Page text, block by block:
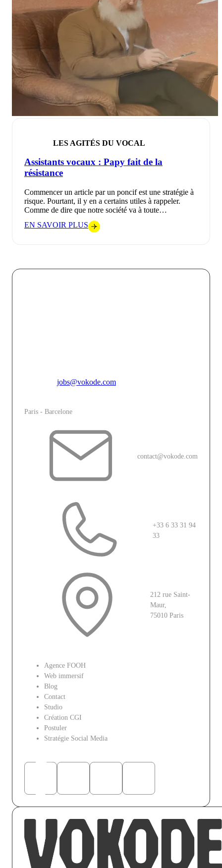
LES AGITÉS DU VOCAL
Assistants vocaux : Papy fait de la
résistance
Commencer un article par un poncif est une stratégie à
risque. Pourtant, il y en a certains utiles à rappeler.
Comme de dire que notre société va à toute…
EN SAVOIR PLUS
jobs@vokode.com
Paris - Barcelone
contact@vokode.com
+33 6 33 31 94
33
212 rue Saint-
Maur,
75010 Paris
Agence FOOH
Web immersif
Blog
Contact
Studio
Création CGI
Postuler
Stratégie Social Media